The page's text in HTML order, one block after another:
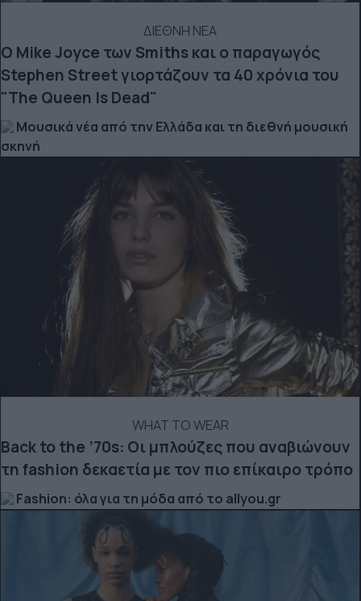
ΔΙΕΘΝΗ ΝΕΑ
Ο Mike Joyce των Smiths και o παραγωγός
Stephen Street γιορτάζουν τα 40 χρόνια του
"The Queen Is Dead"
Μουσικά νέα από την Ελλάδα και τη διεθνή μουσική
σκηνή
WHAT TO WEAR
Back to the ’70s: Οι μπλούζες που αναβιώνουν
τη fashion δεκαετία με τον πιο επίκαιρο τρόπο
Fashion: όλα για τη μόδα από το allyou.gr